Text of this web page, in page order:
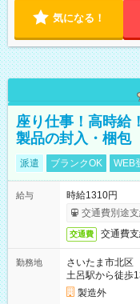
気になる！
座り仕事！高時給
製品の封入・梱包
派遣 ブランクOK WEB
給与
時給1310円
交通費別途支
交通費 交通費支
勤務地
さいたま市北区
土呂駅から徒歩
製造外